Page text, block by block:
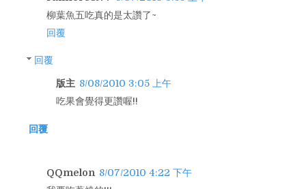
柳葉魚五吃真的是太讚了~
回覆
回覆
版主 8/08/2010 3:05 上午
吃果會覺得更讚喔!!
回覆
QQmelon 8/07/2010 4:22 下午